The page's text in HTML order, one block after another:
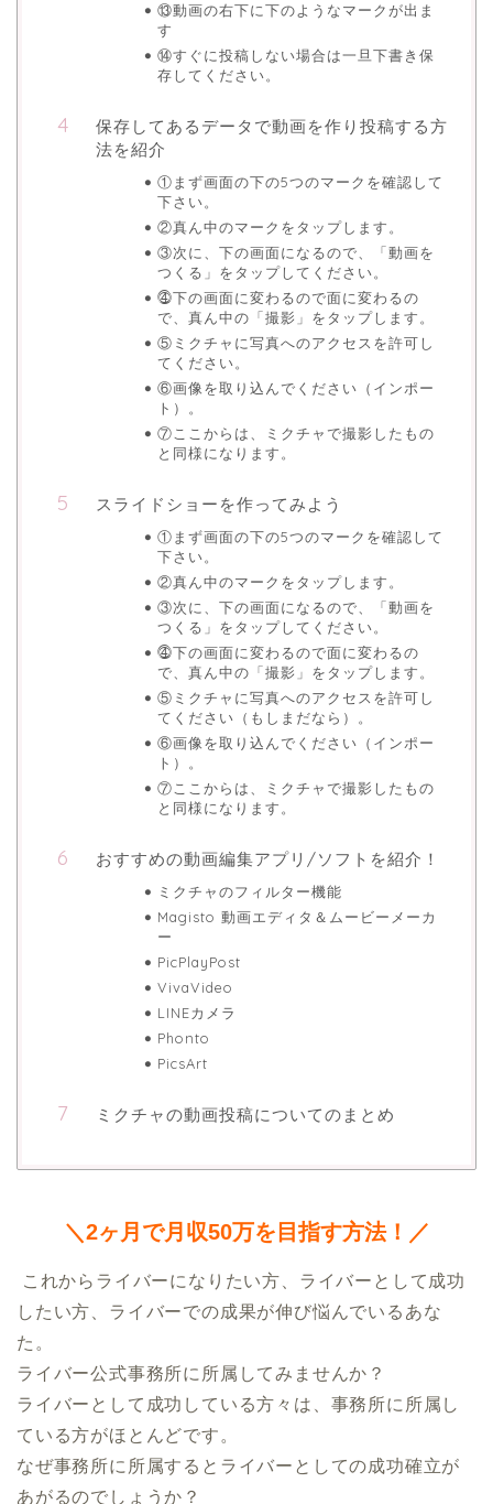
⑬動画の右下に下のようなマークが出ま
す
⑭すぐに投稿しない場合は一旦下書き保
存してください。
保存してあるデータで動画を作り投稿する方
法を紹介
①まず画面の下の5つのマークを確認して
下さい。
②真ん中のマークをタップします。
③次に、下の画面になるので、「動画を
つくる」をタップしてください。
⓸下の画面に変わるので面に変わるの
で、真ん中の「撮影」をタップします。
⑤ミクチャに写真へのアクセスを許可し
てください。
⑥画像を取り込んでください（インポー
ト）。
⑦ここからは、ミクチャで撮影したもの
と同様になります。
スライドショーを作ってみよう
①まず画面の下の5つのマークを確認して
下さい。
②真ん中のマークをタップします。
③次に、下の画面になるので、「動画を
つくる」をタップしてください。
⓸下の画面に変わるので面に変わるの
で、真ん中の「撮影」をタップします。
⑤ミクチャに写真へのアクセスを許可し
てください（もしまだなら）。
⑥画像を取り込んでください（インポー
ト）。
⑦ここからは、ミクチャで撮影したもの
と同様になります。
おすすめの動画編集アプリ/ソフトを紹介！
ミクチャのフィルター機能
Magisto 動画エディタ＆ムービーメーカ
ー
PicPlayPost
VivaVideo
LINEカメラ
Phonto
PicsArt
ミクチャの動画投稿についてのまとめ
＼2ヶ月で月収50万を目指す方法！／
したい方、ライバーでの成果が伸び悩んでいるあな
た。
ライバー公式事務所に所属してみませんか？
ライバーとして成功している方々は、事務所に所属し
ている方がほとんどです。
なぜ事務所に所属するとライバーとしての成功確立が
あがるのでしょうか？